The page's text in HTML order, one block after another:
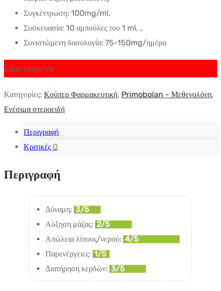
Συγκέντρωση: 100mg/ml,
Συσκευασία: 10 αμπούλες του 1 ml, ,
Συνιστώμενη δοσολογία: 75-150mg/ημέρα
Εξαντλημένο
Κατηγορίες: Κούπερ Φαρμακευτική, Primobolan - Μεθενολόνη,
Ενέσιμα στεροειδή
Περιγραφή
Κριτικές 0
Περιγραφή
Δύναμη: 3/5
Αύξηση μάζας: 2/5
Απώλεια λίπους/νερού: 4/5
Παρενέργειες: 1/5
Διατήρηση κερδών: 3/5